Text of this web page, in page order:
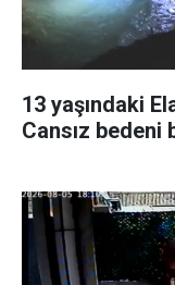
13 yaşındaki
Cansız bedeni